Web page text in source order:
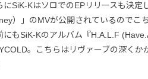
にSiK-KはソロでのEPリリースも決
）」のMVが公開されているのでこ
にもSiK-Kのアルバム『H.A.L.F
。こちらはリヴァーブの深く